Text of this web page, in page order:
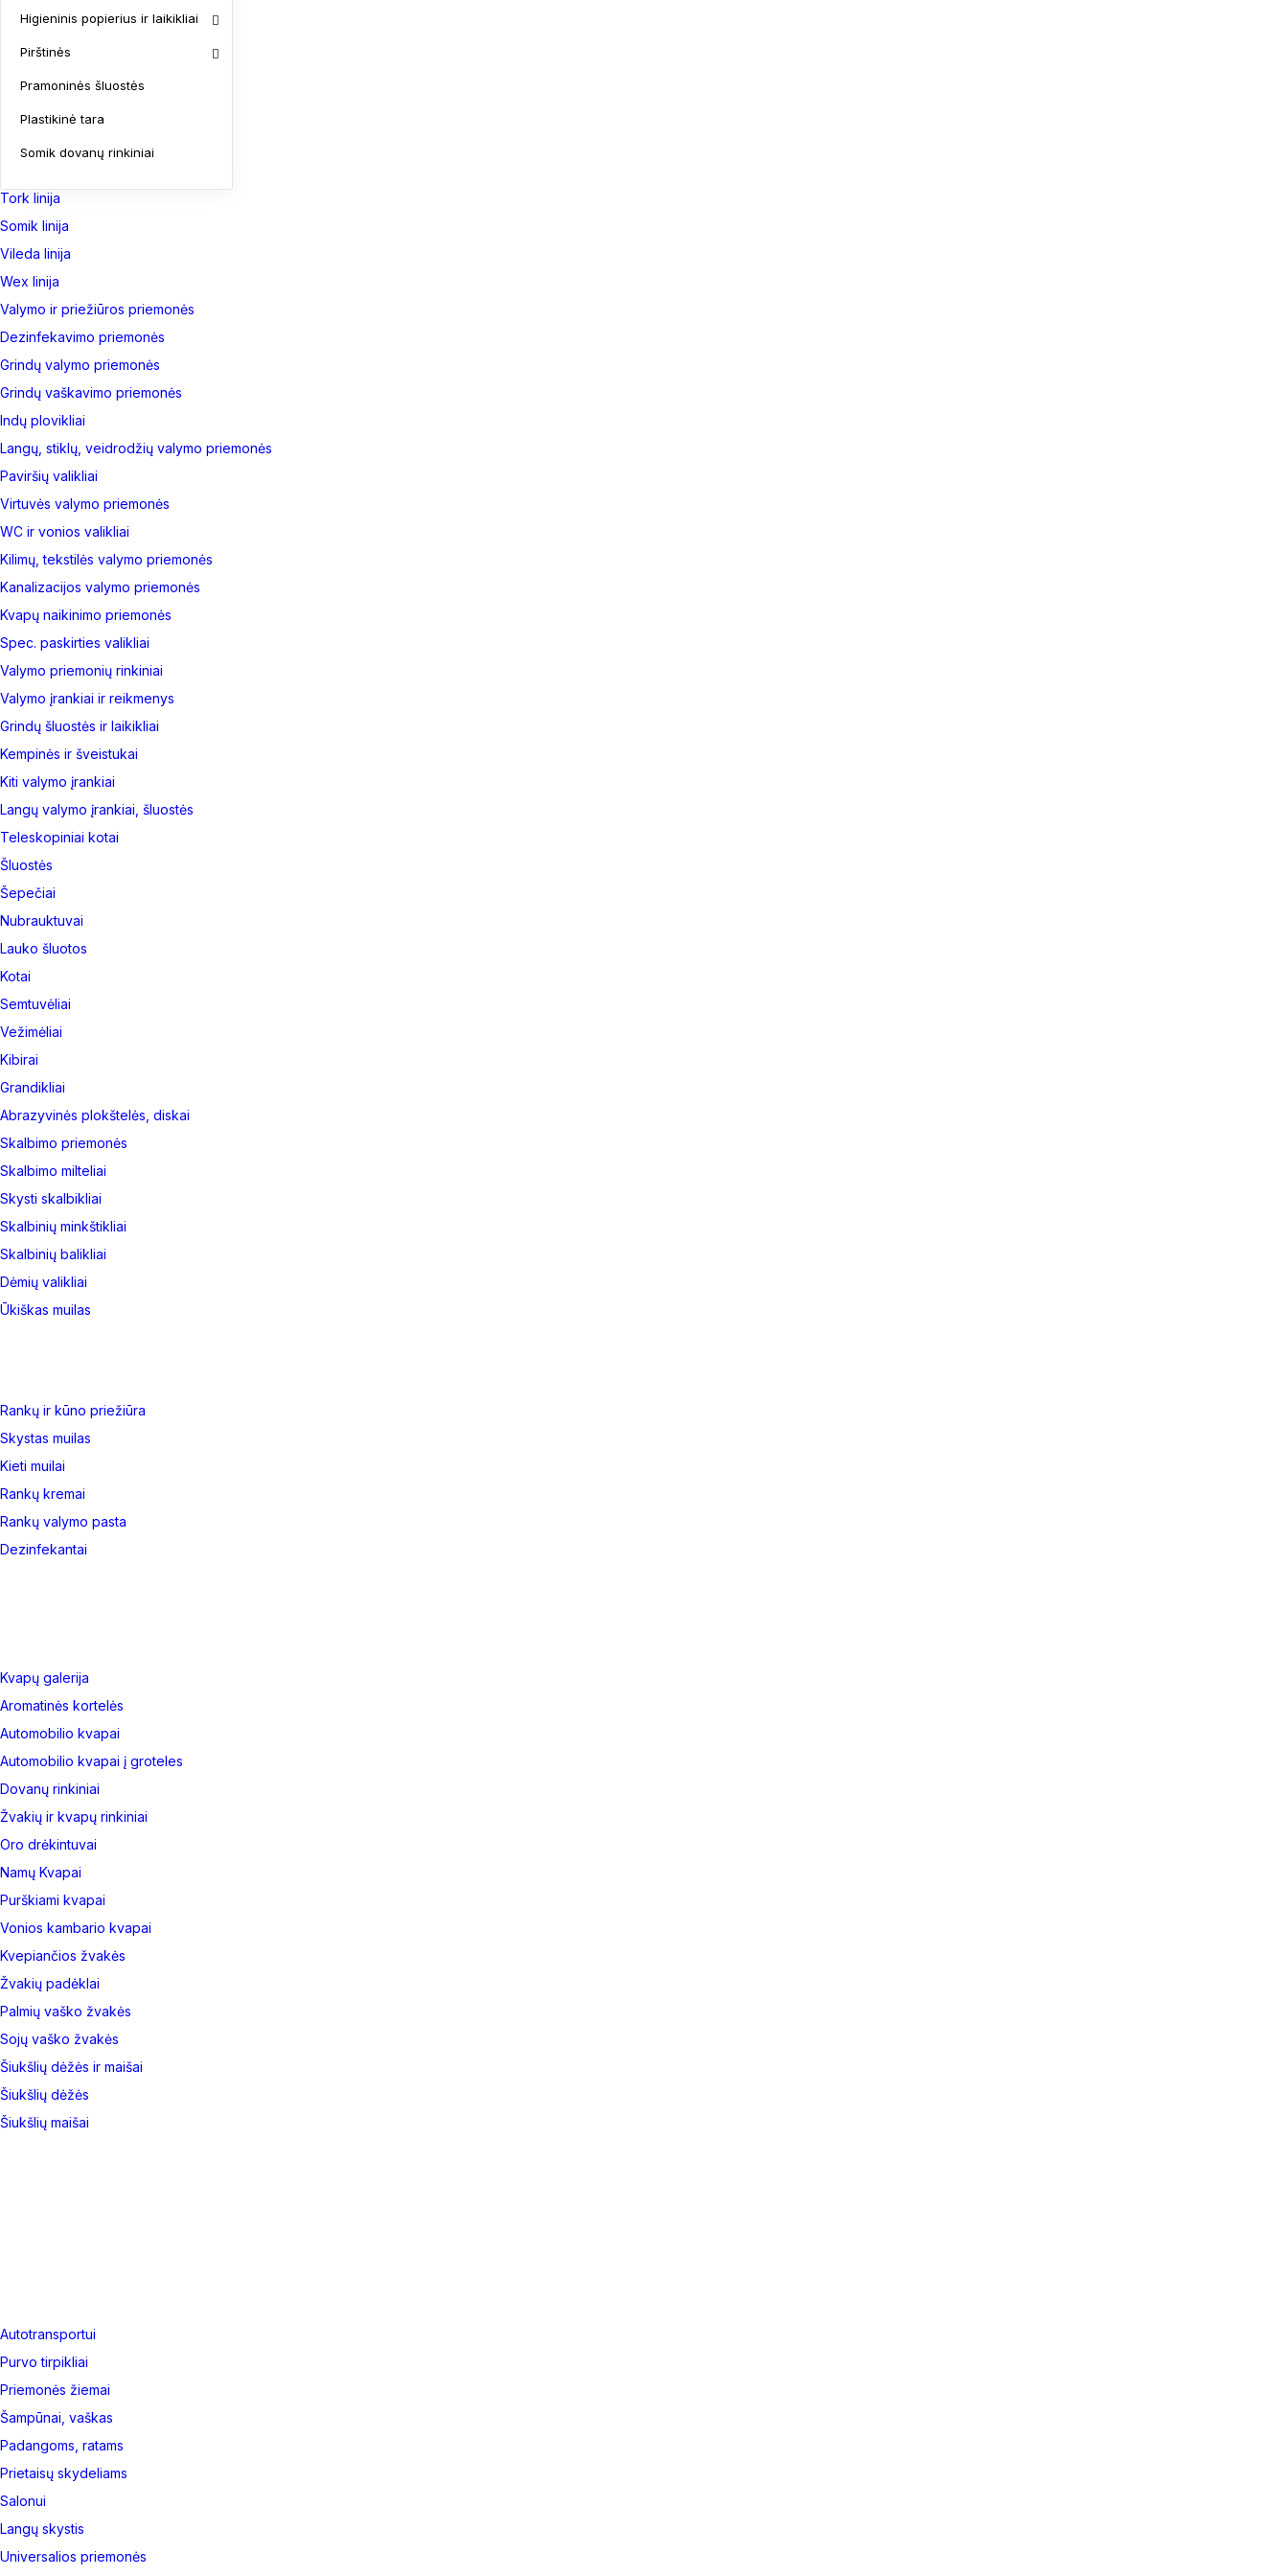
Higieninis popierius ir laikikliai
Pirštinės
Pramoninės šluostės
Plastikinė tara
Somik dovanų rinkiniai
Draco linija
Evans linija
Faren linija
Hi-Labs linija
Tork linija
Somik linija
Vileda linija
Wex linija
Valymo ir priežiūros priemonės
Dezinfekavimo priemonės
Grindų valymo priemonės
Grindų vaškavimo priemonės
Indų plovikliai
Langų, stiklų, veidrodžių valymo priemonės
Paviršių valikliai
Virtuvės valymo priemonės
WC ir vonios valikliai
Kilimų, tekstilės valymo priemonės
Kanalizacijos valymo priemonės
Kvapų naikinimo priemonės
Spec. paskirties valikliai
Valymo priemonių rinkiniai
Valymo įrankiai ir reikmenys
Grindų šluostės ir laikikliai
Kempinės ir šveistukai
Kiti valymo įrankiai
Langų valymo įrankiai, šluostės
Teleskopiniai kotai
Šluostės
Šepečiai
Nubrauktuvai
Lauko šluotos
Kotai
Semtuvėliai
Vežimėliai
Kibirai
Grandikliai
Abrazyvinės plokštelės, diskai
Skalbimo priemonės
Skalbimo milteliai
Skysti skalbikliai
Skalbinių minkštikliai
Skalbinių balikliai
Dėmių valikliai
Ūkiškas muilas
Rankų ir kūno priežiūra
Skystas muilas
Kieti muilai
Rankų kremai
Rankų valymo pasta
Dezinfekantai
Kvapų galerija
Aromatinės kortelės
Automobilio kvapai
Automobilio kvapai į groteles
Dovanų rinkiniai
Žvakių ir kvapų rinkiniai
Oro drėkintuvai
Namų Kvapai
Purškiami kvapai
Vonios kambario kvapai
Kvepiančios žvakės
Žvakių padėklai
Palmių vaško žvakės
Sojų vaško žvakės
Šiukšlių dėžės ir maišai
Šiukšlių dėžės
Šiukšlių maišai
Autotransportui
Purvo tirpikliai
Priemonės žiemai
Šampūnai, vaškas
Padangoms, ratams
Prietaisų skydeliams
Salonui
Langų skystis
Universalios priemonės